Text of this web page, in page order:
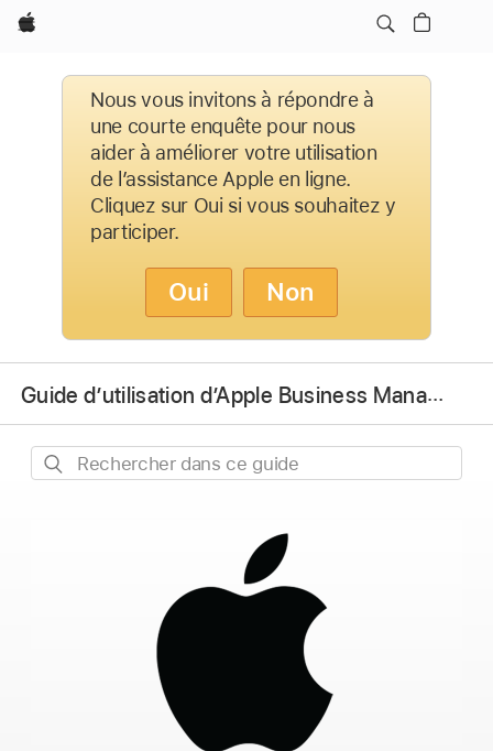
Apple
Nous vous invitons à répondre à
une courte enquête pour nous
aider à améliorer votre utilisation
de l’assistance Apple en ligne.
Cliquez sur Oui si vous souhaitez y
participer.
Oui Non
Guide d’utilisation d’Apple Business Manager
Rechercher